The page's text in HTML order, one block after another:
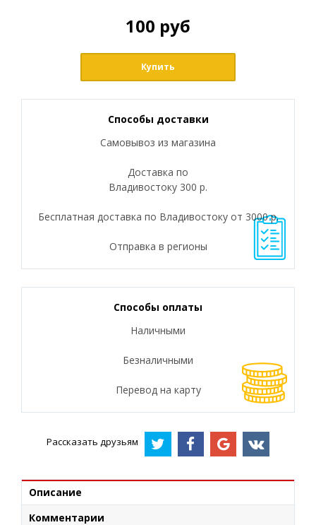
100 руб
Купить
Способы доставки
Самовывоз из магазина
Доставка по
Владивостоку 300 р.
Бесплатная доставка по Владивостоку от 3000 р.
Отправка в регионы
Способы оплаты
Наличными
Безналичными
Перевод на карту
Рассказать друзьям
Описание
Комментарии